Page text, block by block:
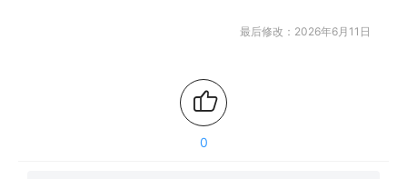
最后修改：2026年6月11日
0